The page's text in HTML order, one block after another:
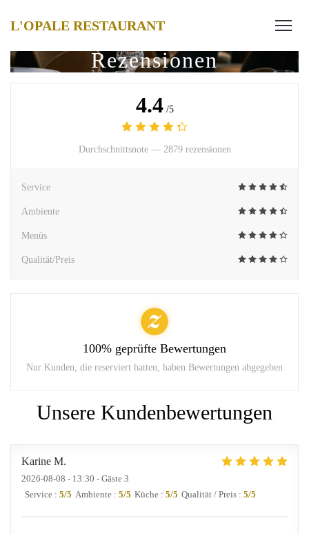
L'OPALE RESTAURANT
Rezensionen
Unsere Kundenbewertungen
Karine M
2026-08-08 - 13:30 - Gäste 3
Service : 5/5 Ambiente : 5/5 Küche : 5/5 Qualität / Preis : 5/5
4.4 /5
Durchschnittsnote — 2879 rezensionen
Service
Ambiente
Menüs
Qualität/Preis
100% geprüfte Bewertungen
Nur Kunden, die reserviert hatten, haben Bewertungen abgegeben